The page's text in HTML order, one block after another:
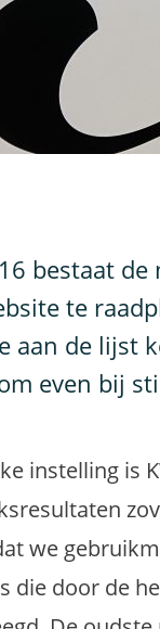
bestaat de
te
aan de lijst
even bij
instelling is
we
die door de